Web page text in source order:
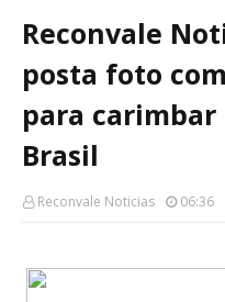
Reconvale
posta foto
para
Brasil
Reconvale Noticias 06:36